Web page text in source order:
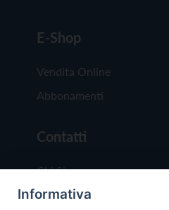
E-Shop
Vendita Online
Abbonamenti
Contatti
Chi Siamo
Redazione
Informativa